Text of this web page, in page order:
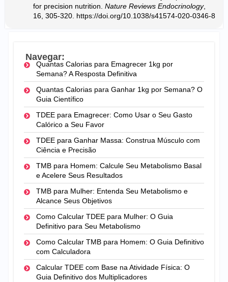
for precision nutrition. Nature Reviews Endocrinology,
16, 305-320. https://doi.org/10.1038/s41574-020-0346-8
Navegar:
Quantas Calorias para Emagrecer 1kg por
Semana? A Resposta Definitiva
Quantas Calorias para Ganhar 1kg por Semana? O
Guia Científico
TDEE para Emagrecer: Como Usar o Seu Gasto
Calórico a Seu Favor
TDEE para Ganhar Massa: Construa Músculo com
Ciência e Precisão
TMB para Homem: Calcule Seu Metabolismo Basal
e Acelere Seus Resultados
TMB para Mulher: Entenda Seu Metabolismo e
Alcance Seus Objetivos
Como Calcular TDEE para Mulher: O Guia
Definitivo para Seu Metabolismo
Como Calcular TMB para Homem: O Guia Definitivo
com Calculadora
Calcular TDEE com Base na Atividade Física: O
Guia Definitivo dos Multiplicadores